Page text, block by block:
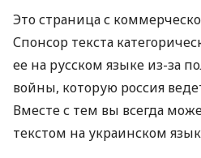
Это страница с
Спонсор текста
ее на русском языке из-за
войны, которую россия
Вместе с тем вы всегда
текстом на украинском